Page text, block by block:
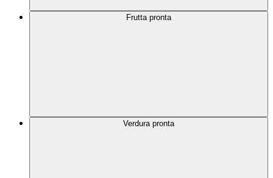
Frutta pronta
Verdura pronta